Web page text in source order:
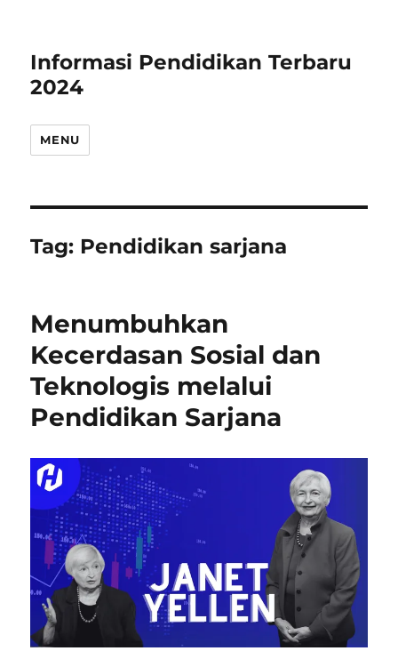
Informasi Pendidikan Terbaru
2024
MENU
Tag: Pendidikan sarjana
Menumbuhkan
Kecerdasan Sosial dan
Teknologis melalui
Pendidikan Sarjana